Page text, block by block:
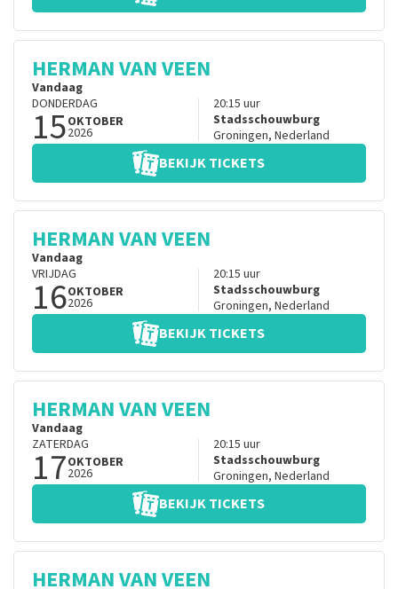
HERMAN VAN VEEN
Vandaag
DONDERDAG
15OKTOBER
2026
20:15 uur
Stadsschouwburg
Groningen, Nederland
BEKIJK TICKETS
HERMAN VAN VEEN
Vandaag
VRIJDAG
16OKTOBER
2026
20:15 uur
Stadsschouwburg
Groningen, Nederland
BEKIJK TICKETS
HERMAN VAN VEEN
Vandaag
ZATERDAG
17OKTOBER
2026
20:15 uur
Stadsschouwburg
Groningen, Nederland
BEKIJK TICKETS
HERMAN VAN VEEN